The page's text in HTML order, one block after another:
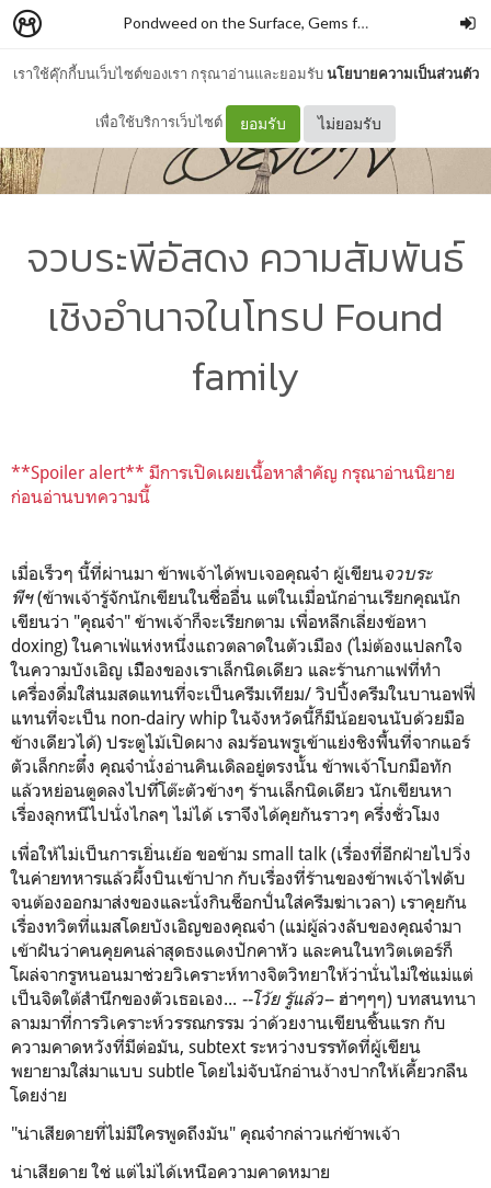
เราใช้คุ๊กกี้บนเว็บไซต์ของเรา กรุณาอ่านและยอมรับนโยบายความเป็นส่วนตัว
เพื่อใช้บริการเว็บไซต์ ยอมรับ ไม่ยอมรับ
Pondweed on the Surface, Gems from the Deep –
จวบระพีอัสดง ความสัมพันธ์
เชิงอำนาจในโทรป Found
family
**Spoiler alert** มีการเปิดเผยเนื้อหาสำคัญ กรุณาอ่านนิยาย
ก่อนอ่านบทความนี้
เมื่อเร็วๆ นี้ที่ผ่านมา ข้าพเจ้าได้พบเจอคุณจ๋า ผู้เขียนจวบระ
พีฯ(ข้าพเจ้ารู้จักนักเขียนในชื่ออื่น แต่ในเมื่อนักอ่านเรียกคุณนัก
เขียนว่า "คุณจ๋า" ข้าพเจ้าก็จะเรียกตาม เพื่อหลีกเลี่ยงข้อหา
doxing) ในคาเฟ่แห่งหนึ่งแถวตลาดในตัวเมือง (ไม่ต้องแปลกใจ
ในความบังเอิญ เมืิองของเราเล็กนิดเดียว และร้านกาแฟที่ทำ
เครื่องดื่มใส่นมสดแทนที่จะเป็นครีมเทียม/ วิปปิ้งครีมในบานอฟฟี่
แทนที่จะเป็น non-dairy whip ในจังหวัดนี้ก็มีน้อยจนนับด้วยมือ
ข้างเดียวได้) ประตูไม้เปิดผาง ลมร้อนพรูเข้าแย่งชิงพื้นที่จากแอร์
ตัวเล็กกะตึ๋ง คุณจ๋านั่งอ่านคินเดิลอยู่ตรงนั้น ข้าพเจ้าโบกมือทัก
แล้วหย่อนตูดลงไปที่โต๊ะตัวข้างๆ ร้านเล็กนิดเดียว นักเขียนหา
เรื่องลุกหนีไปนั่งไกลๆ ไม่ได้ เราจึงได้คุยกันราวๆ ครึ่งชั่วโมง
เพื่อให้ไม่เป็นการเยิ่นเย้อ ขอข้าม small talk (เรื่องที่อีกฝ่ายไปวิ่ง
ในค่ายทหารแล้วผึ้งบินเข้าปาก กับเรื่องที่ร้านของข้าพเจ้าไฟดับ
จนต้องออกมาส่งของและนั่งกินช็อกปั่นใส่ครีมฆ่าเวลา) เราคุยกัน
เรื่องทวิตที่แมสโดยบังเอิญของคุณจ๋า (แม่ผู้ล่วงลับของคุณจ๋ามา
เข้าฝันว่าคนคุยคนล่าสุดธงแดงปักคาหัว และคนในทวิตเตอร์ก็
โผล่จากรูหนอนมาช่วยวิเคราะห์ทางจิตวิทยาให้ว่านั่นไม่ใช่แม่แต่
เป็นจิตใต้สำนึกของตัวเธอเอง... --โว้ย รู้แล้ว-- ฮ่าๆๆๆ) บทสนทนา
ลามมาที่การวิเคราะห์วรรณกรรม ว่าด้วยงานเขียนชิ้นแรก กับ
ความคาดหวังที่มีต่อมัน, subtext ระหว่างบรรทัดที่ผู้เขียน
พยายามใส่มาแบบ subtle โดยไม่จับนักอ่านง้างปากให้เคี้ยวกลืน
โดยง่าย
"น่าเสียดายที่ไม่มีใครพูดถึงมัน" คุณจ๋ากล่าวแก่ข้าพเจ้า
น่าเสียดาย ใช่ แต่ไม่ได้เหนือความคาดหมาย